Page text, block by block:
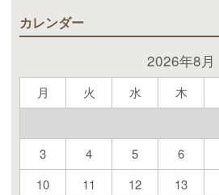
カレンダー
2026年8月
月 火 水 木
3
4 5 6
10
11 12 13